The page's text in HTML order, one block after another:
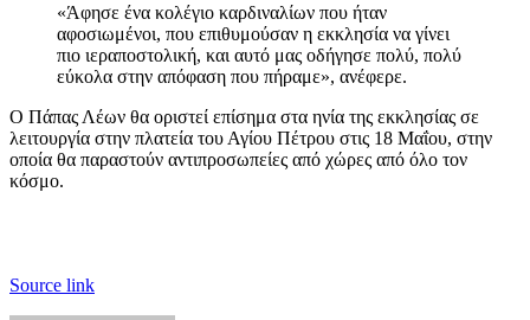
«Άφησε ένα κολέγιο καρδιναλίων που ήταν
αφοσιωμένοι, που επιθυμούσαν η εκκλησία να γίνει
πιο ιεραποστολική, και αυτό μας οδήγησε πολύ, πολύ
εύκολα στην απόφαση που πήραμε», ανέφερε.
Ο Πάπας Λέων θα οριστεί επίσημα στα ηνία της εκκλησίας σε
λειτουργία στην πλατεία του Αγίου Πέτρου στις 18 Μαΐου, στην
οποία θα παραστούν αντιπροσωπείες από χώρες από όλο τον
κόσμο.
Source link